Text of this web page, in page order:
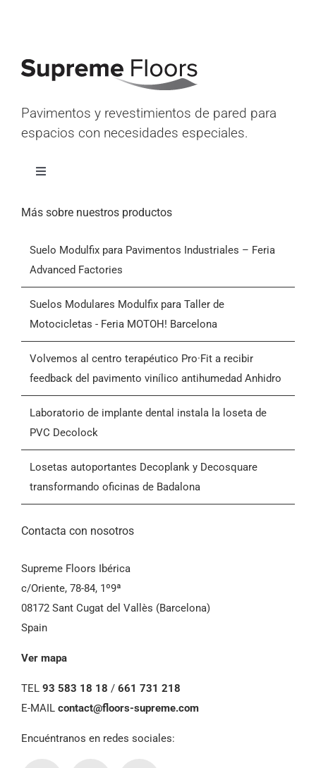
Pavimentos y revestimientos de pared para
espacios con necesidades especiales.
Alternar
Inicio
Productos
Quiénes somos
Contactar
Condiciones Generales de Venta (CGV)
Más sobre nuestros productos
Suelo Modulfix para Pavimentos Industriales – Feria
Advanced Factories
Suelos Modulares Modulfix para Taller de
Motocicletas - Feria MOTOH! Barcelona
Volvemos al centro terapéutico Pro·Fit a recibir
feedback del pavimento vinílico antihumedad Anhidro
Laboratorio de implante dental instala la loseta de
PVC Decolock
Losetas autoportantes Decoplank y Decosquare
transformando oficinas de Badalona
Contacta con nosotros
Supreme Floors Ibérica
c/Oriente, 78-84, 1º9ª
08172 Sant Cugat del Vallès (Barcelona)
Spain
Ver mapa
TEL 93 583 18 18 / 661 731 218
E-MAIL contact@floors-supreme.com
Encuéntranos en redes sociales: